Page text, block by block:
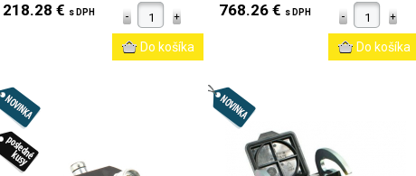
218.28 € s DPH 768.26 € s DPH